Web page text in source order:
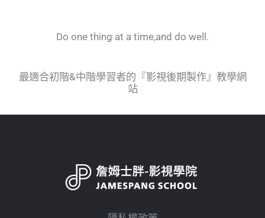
Do one thing at a time,and do well.
最適合初階&中階學習者的『影視後期製作』教學網
站